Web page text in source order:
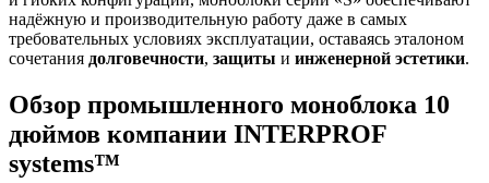
надёжную и производительную работу даже в самых
требовательных условиях эксплуатации, оставаясь эталоном
сочетания долговечности, защиты и инженерной эстетики.
Обзор промышленного моноблока 10
дюймов компании INTERPROF
systems™